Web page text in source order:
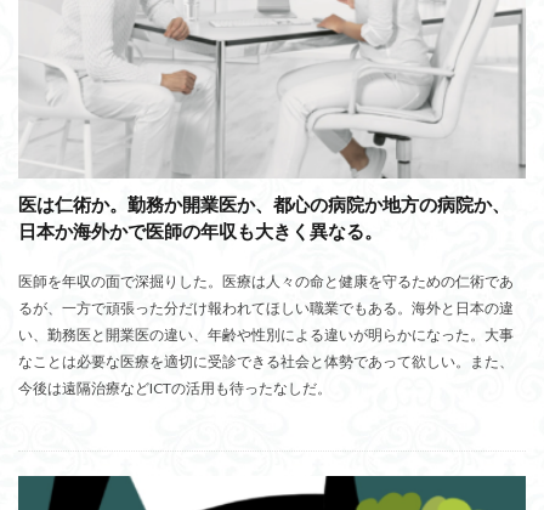
医は仁術か。勤務か開業医か、都心の病院か地方の病院か、
日本か海外かで医師の年収も大きく異なる。
医師を年収の面で深掘りした。医療は人々の命と健康を守るための仁術であ
るが、一方で頑張った分だけ報われてほしい職業でもある。海外と日本の違
い、勤務医と開業医の違い、年齢や性別による違いが明らかになった。大事
なことは必要な医療を適切に受診できる社会と体勢であって欲しい。また、
今後は遠隔治療などICTの活用も待ったなしだ。